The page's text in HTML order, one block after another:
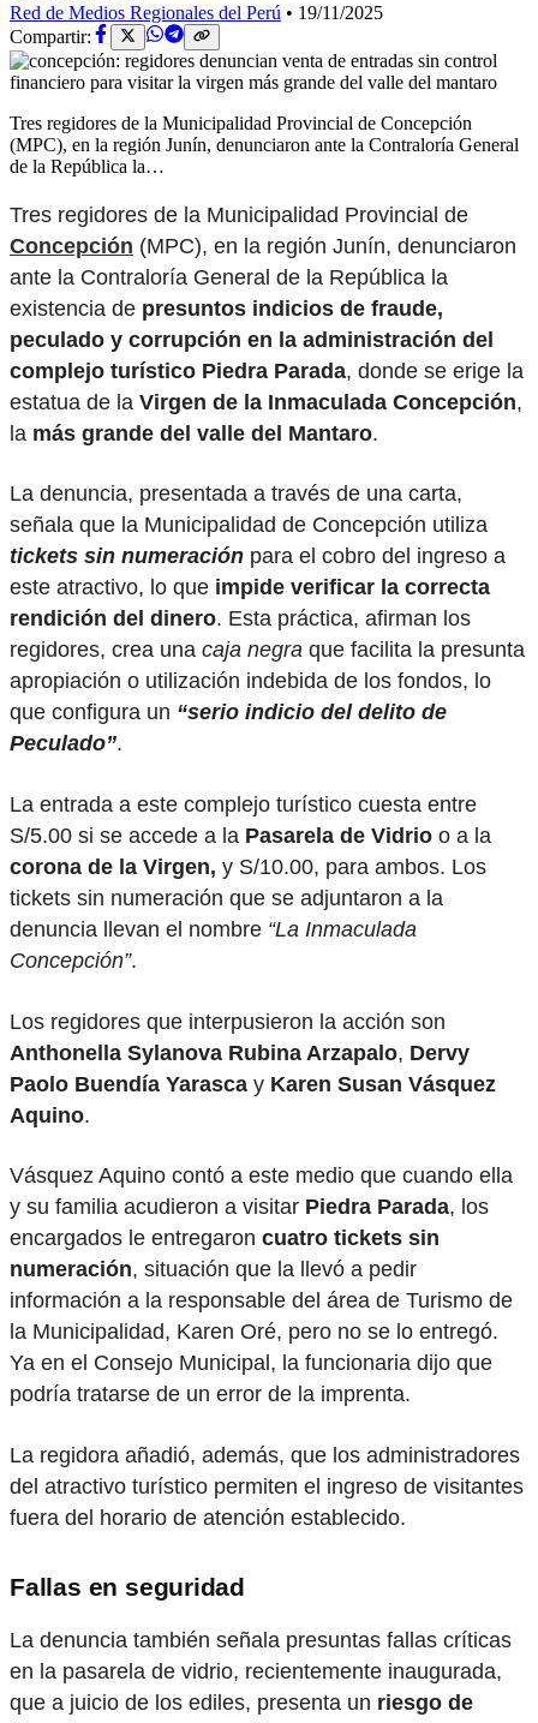
Red de Medios Regionales del Perú • 19/11/2025
Compartir:
Tres regidores de la Municipalidad Provincial de Concepción
(MPC), en la región Junín, denunciaron ante la Contraloría General
de la República la…
Tres regidores de la Municipalidad Provincial de
Concepción (MPC), en la región Junín, denunciaron
ante la Contraloría General de la República la
existencia de presuntos indicios de fraude,
peculado y corrupción en la administración del
complejo turístico Piedra Parada, donde se erige la
estatua de la Virgen de la Inmaculada Concepción,
la más grande del valle del Mantaro.
La denuncia, presentada a través de una carta,
señala que la Municipalidad de Concepción utiliza
tickets sin numeración para el cobro del ingreso a
este atractivo, lo que impide verificar la correcta
rendición del dinero. Esta práctica, afirman los
regidores, crea una caja negra que facilita la presunta
apropiación o utilización indebida de los fondos, lo
que configura un “serio indicio del delito de
Peculado”.
La entrada a este complejo turístico cuesta entre
S/5.00 si se accede a la Pasarela de Vidrio o a la
corona de la Virgen, y S/10.00, para ambos. Los
tickets sin numeración que se adjuntaron a la
denuncia llevan el nombre “La Inmaculada
Concepción”.
Los regidores que interpusieron la acción son
Anthonella Sylanova Rubina Arzapalo, Dervy
Paolo Buendía Yarasca y Karen Susan Vásquez
Aquino.
Vásquez Aquino contó a este medio que cuando ella
y su familia acudieron a visitar Piedra Parada, los
encargados le entregaron cuatro tickets sin
numeración, situación que la llevó a pedir
información a la responsable del área de Turismo de
la Municipalidad, Karen Oré, pero no se lo entregó.
Ya en el Consejo Municipal, la funcionaria dijo que
podría tratarse de un error de la imprenta.
La regidora añadió, además, que los administradores
del atractivo turístico permiten el ingreso de visitantes
fuera del horario de atención establecido.
Fallas en seguridad
La denuncia también señala presuntas fallas críticas
en la pasarela de vidrio, recientemente inaugurada,
que a juicio de los ediles, presenta un riesgo de